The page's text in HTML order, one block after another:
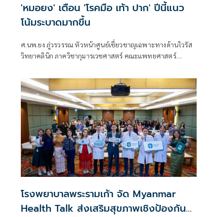
'หมอยง' เตือน 'โรคมือ เท้า ปาก' ปีนี้แนว
โน้มระบาดมากขึ้น
ศ.นพ.ยง ภู่วรวรรณ หัวหน้าศูนย์เชี่ยวชาญเฉพาะทางด้านไวรัส
วิทยาคลินิก ภาควิชากุมารเวชศาสตร์ คณะแพทยศาสตร์
โรงพยาบาลพระรามเก้า จัด Myanmar
Health Talk ส่งเสริมสุขภาพเชิงป้องกัน